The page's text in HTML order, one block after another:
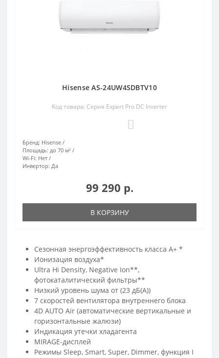
Hisense AS-24UW4SDBTV10
Код товара: Серия Expert Pro DC Inverter
Бренд: Hisense
Площадь: до 70 м²
Wi-Fi: Нет
Инвертор: Да
99 290 р.
В КОРЗИНУ
Сезонная энергоэффективность класса А+ *
Ионизация воздуха*
Ultra Hi Density, Negative Ion**,
фотокаталитический фильтры**
Низкий уровень шума от (23 дБ(А))
7 скоростей вентилятора внутреннего блока
4D AUTO Air (автоматические вертикальные и
горизонтальные жалюзи)
Индикация утечки хладагента
MIRAGE-дисплей
Режимы Sleep, Smart, Super, Dimmer, функция I